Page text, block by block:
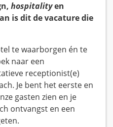
hospitalityen
is dit de vacature die
te waarborgen én te
naar een
receptionist(e)
Je bent het eerste en
gasten zien en je
ontvangst en een